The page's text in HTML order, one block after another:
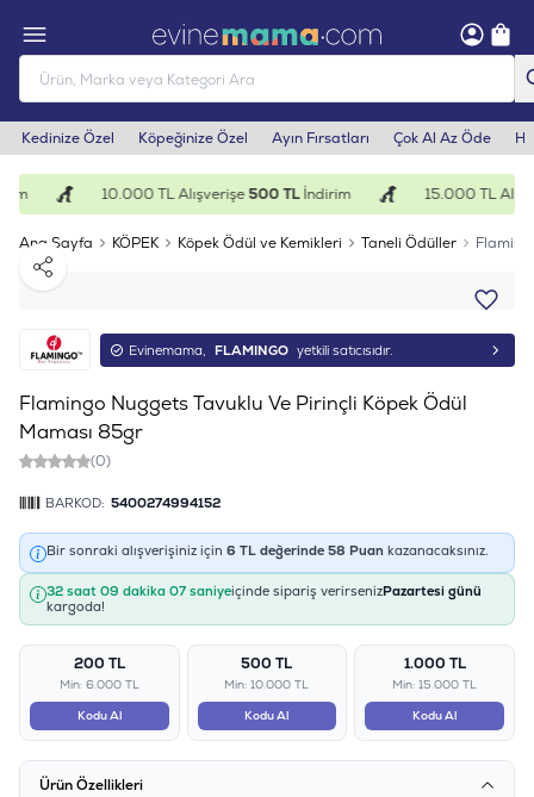
Kedinize Özel Köpeğinize Özel Ayın Fırsatları Çok Al Az Öde
10.000 TL Alışverişe500 TLİndirim 15.000 TL
Ana Sayfa KÖPEK Köpek Ödül ve Kemikleri Taneli Ödüller
Paylaş
Evinemama, FLAMINGO yetkili satıcısıdır.
Flamingo Nuggets Tavuklu Ve Pirinçli Köpek Ödül
Maması 85gr
(0)
BARKOD: 5400274994152
Bir sonraki alışverişiniz için 6 TL değerinde 58 Puan kazanacaksınız.
32 saat 09 dakika 07 saniyeiçinde sipariş verirsenizPazartesi günü
kargoda!
200 TL
Min: 6.000 TL
Kodu Al
500 TL
Min: 10.000 TL
Kodu Al
1.000 TL
Min: 15.000 TL
Kodu Al
Ürün Özellikleri